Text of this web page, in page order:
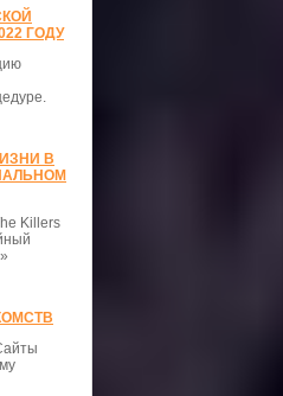
ГОДУ
В
Killers